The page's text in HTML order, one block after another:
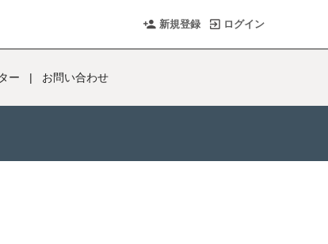
新規登録 ログイン
ー | お問い合わせ